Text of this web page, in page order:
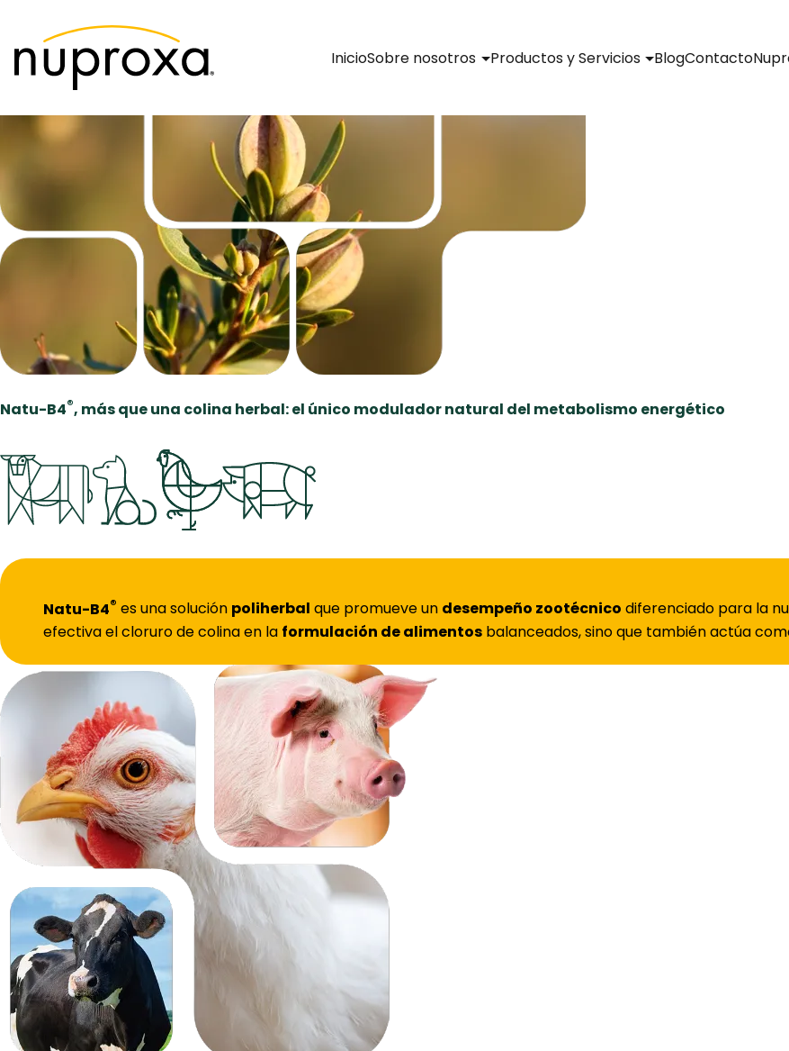
InicioSobre nosotros Productos y Servicios BlogContacto
Natu-B4 ®
Natu-B4®, más que una colina herbal: el único modulador natural del metabolismo energético
Natu-B4® es una solución poliherbal que promueve un desempeño zootécnico diferenciado para la
efectiva el cloruro de colina en la formulación de alimentos balanceados, sino que también actúa